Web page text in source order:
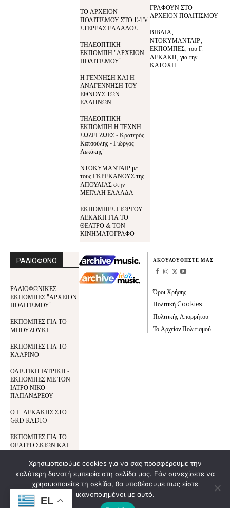
ΤΟ ΑΡΧΕΙΟΝ
ΠΟΛΙΤΙΣΜΟΥ ΣΤΟ E-TV
ΣΤΕΡΕΑΣ ΕΛΛΑΔΟΣ
ΤΗΛΕΟΠΤΙΚΗ
ΕΚΠΟΜΠΗ "ΑΡΧΕΙΟΝ
ΠΟΛΙΤΙΣΜΟΥ"
Η ΓΕΝΝΗΣΗ ΚΑΙ Η
ΑΝΑΓΕΝΝΗΣΗ ΤΟΥ
ΕΘΝΟΥΣ ΤΩΝ
ΕΛΛΗΝΩΝ
ΤΗΛΕΟΠΤΙΚΗ
ΕΚΠΟΜΠΗ Η ΤΕΧΝΗ
ΣΩΖΕΙ ΖΩΕΣ - Κρατερός
Κατσούλης - Γιώργος
Λεκάκης"
ΝΤΟΚΥΜΑΝΤΑΙΡ με
τους ΓΚΡΕΚΑΝΟΥΣ της
ΑΠΟΥΛΙΑΣ στην
ΜΕΓΑΛΗ ΕΛΛΑΔΑ
ΕΚΠΟΜΠΕΣ ΓΙΩΡΓΟΥ
ΛΕΚΑΚΗ ΓΙΑ ΤΟ
ΘΕΑΤΡΟ & ΤΟΝ
ΚΙΝΗΜΑΤΟΓΡΑΦΟ
ΓΡΑΦΟΥΝ ΣΤΟ
ΑΡΧΕΙΟΝ ΠΟΛΙΤΙΣΜΟΥ
ΒΙΒΛΙΑ,
ΝΤΟΚΥΜΑΝΤΑΙΡ,
ΕΚΠΟΜΠΕΣ, του Γ.
ΛΕΚΑΚΗ, για την
ΚΑΤΟΧΗ
ΡΑΔΙΟΦΩΝΟ
ΡΑΔΙΟΦΩΝΙΚΕΣ
ΕΚΠΟΜΠΕΣ "ΑΡΧΕΙΟΝ
ΠΟΛΙΤΙΣΜΟΥ"
ΕΚΠΟΜΠΕΣ ΓΙΑ ΤΟ
ΜΠΟΥΖΟΥΚΙ
ΕΚΠΟΜΠΕΣ ΓΙΑ ΤΟ
ΚΛΑΡΙΝΟ
ΟΛΙΣΤΙΚΗ ΙΑΤΡΙΚΗ -
ΕΚΠΟΜΠΕΣ ΜΕ ΤΟΝ
ΙΑΤΡΟ ΝΙΚΟ
ΠΑΠΑΝΔΡΕΟΥ
Ο Γ. ΛΕΚΑΚΗΣ ΣΤΟ
GRD RADIO
ΕΚΠΟΜΠΕΣ ΓΙΑ ΤΟ
ΘΕΑΤΡΟ ΣΚΙΩΝ ΚΑΙ
ΤΟΝ ΚΑΡΑΓΚΙΟΖΗ
ΑΚΟΥΛΟΥΘΗΣΤΕ ΜΑΣ
Όροι Χρήσης
Πολιτική Cookies
Πολιτικής Απορρήτου
Το Αρχείον Πολιτισμού
© All Rights Reserved | Development By
DoSmart.gr| Supported By Wideview
Entertainment
Όροι Χρήσης
Προστασία Δεδομένων
EL
Χρησιμοποιούμε cookies για να σας προσφέρουμε την
καλύτερη δυνατή εμπειρία στη σελίδα μας. Εάν συνεχίσετε να
χρησιμοποιείτε τη σελίδα, θα υποθέσουμε πως είστε
ικανοποιημένοι με αυτό.